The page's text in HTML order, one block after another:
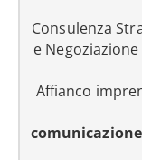
Consulenza
e
Affianco